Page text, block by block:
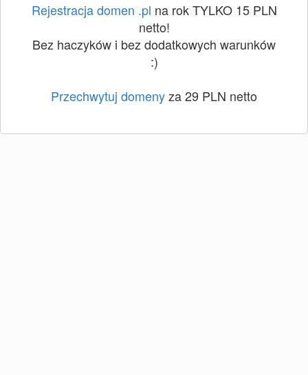
Rejestracja domen .pl na rok TYLKO 15 PLN
netto!
Bez haczyków i bez dodatkowych warunków
:)
Przechwytuj domenyza 29 PLN netto